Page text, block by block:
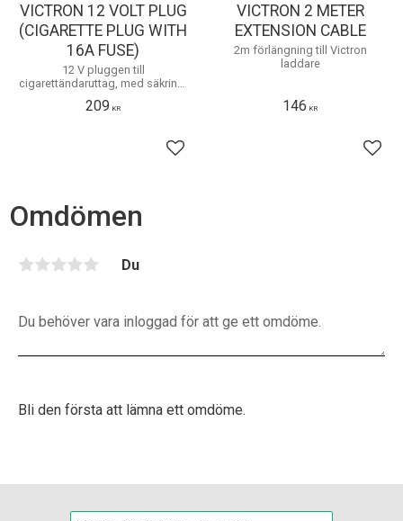
Omdömen
Du
Bli den första att lämna ett omdöme.
VICTRON 12 VOLT PLUG
(CIGARETTE PLUG WITH
16A FUSE)
12 V pluggen till
cigarettändaruttag, med säkring,
Smart IP65.
209 KR
Lägg till i favoriter
VICTRON 2 METER
EXTENSION CABLE
2m förlängning till Victron
laddare
146 KR